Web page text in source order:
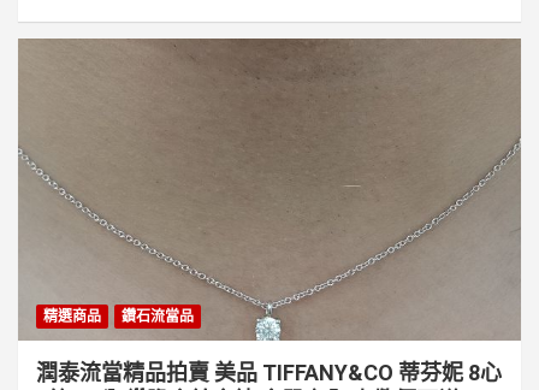
精選商品 鑽石流當品
潤泰流當精品拍賣 美品 TIFFANY&CO 蒂芬妮 8心